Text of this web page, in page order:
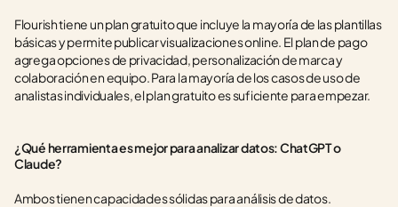
Flourish tiene un plan gratuito que incluye la mayoría de las plantillas
básicas y permite publicar visualizaciones online. El plan de pago
agrega opciones de privacidad, personalización de marca y
colaboración en equipo. Para la mayoría de los casos de uso de
analistas individuales, el plan gratuito es suficiente para empezar.
¿Qué herramienta es mejor para analizar datos: ChatGPT o
Claude?
Ambos tienen capacidades sólidas para análisis de datos.